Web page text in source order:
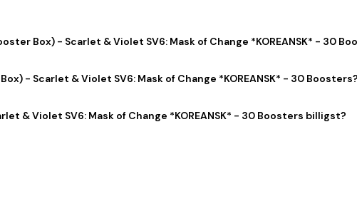
Box) - Scarlet & Violet SV6: Mask of Change *KOREANSK* - 30
- Scarlet & Violet SV6: Mask of Change *KOREANSK* - 30 Boosters?
& Violet SV6: Mask of Change *KOREANSK* - 30 Boosters billigst?